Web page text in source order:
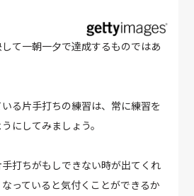
て一朝一夕で達成するものではあ
る片手打ちの練習は、常に練習を
にしてみましょう。
打ちがもしできない時が出てくれ
っていると気付くことができるか